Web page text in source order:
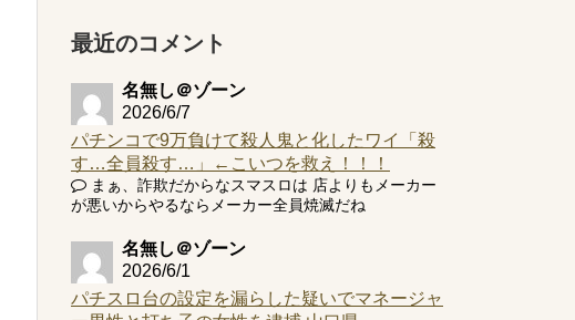
最近のコメント
名無し＠ゾーン
2026/6/7
パチンコで9万負けて殺人鬼と化したワイ「殺
す…全員殺す…」←こいつを救え！！！
まぁ、詐欺だからなスマスロは 店よりもメーカー
が悪いからやるならメーカー全員焼滅だね
名無し＠ゾーン
2026/6/1
パチスロ台の設定を漏らした疑いでマネージャ